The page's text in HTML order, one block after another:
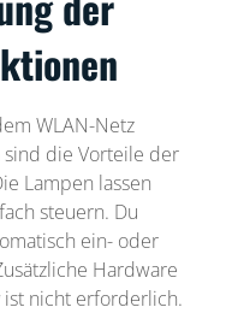
WLAN-Netz
die Vorteile der
Lampen lassen
steuern. Du
ein- oder
Hardware
nicht erforderlich.